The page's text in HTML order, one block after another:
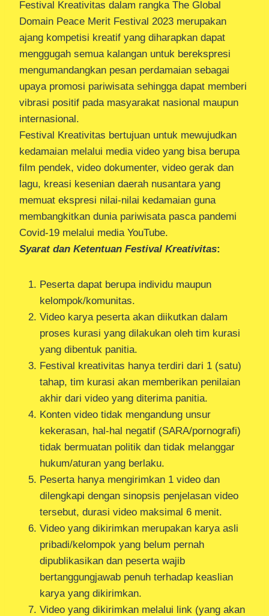
Festival Kreativitas dalam rangka The Global
Domain Peace Merit Festival 2023 merupakan
ajang kompetisi kreatif yang diharapkan dapat
menggugah semua kalangan untuk berekspresi
mengumandangkan pesan perdamaian sebagai
upaya promosi pariwisata sehingga dapat memberi
vibrasi positif pada masyarakat nasional maupun
internasional.
Festival Kreativitas bertujuan untuk mewujudkan
kedamaian melalui media video yang bisa berupa
film pendek, video dokumenter, video gerak dan
lagu, kreasi kesenian daerah nusantara yang
memuat ekspresi nilai-nilai kedamaian guna
membangkitkan dunia pariwisata pasca pandemi
Covid-19 melalui media YouTube.
Syarat dan Ketentuan Festival Kreativitas:
Peserta dapat berupa individu maupun
kelompok/komunitas.
Video karya peserta akan diikutkan dalam
proses kurasi yang dilakukan oleh tim kurasi
yang dibentuk panitia.
Festival kreativitas hanya terdiri dari 1 (satu)
tahap, tim kurasi akan memberikan penilaian
akhir dari video yang diterima panitia.
Konten video tidak mengandung unsur
kekerasan, hal-hal negatif (SARA/pornografi)
tidak bermuatan politik dan tidak melanggar
hukum/aturan yang berlaku.
Peserta hanya mengirimkan 1 video dan
dilengkapi dengan sinopsis penjelasan video
tersebut, durasi video maksimal 6 menit.
Video yang dikirimkan merupakan karya asli
pribadi/kelompok yang belum pernah
dipublikasikan dan peserta wajib
bertanggungjawab penuh terhadap keaslian
karya yang dikirimkan.
Video yang dikirimkan melalui link (yang akan